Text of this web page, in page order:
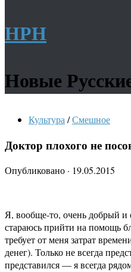
НРН
Новые
Культура /Смешное
Доктор плохого не
Опубликовано · 19.05.2015
Я, вообще-то, очень добрый и
стараюсь прийти на помощь
требует от меня затрат
денег). Только не всегда
представился — я всегда